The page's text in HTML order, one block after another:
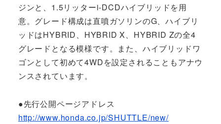
ジンと、1.5リッターi-DCDハイブリッドを用
意。グレード構成は直噴ガソリンのG、ハイブリ
ッドはHYBRID、HYBRID X、HYBRID Zの全4
グレードとなる模様です。また、ハイブリッドワ
ゴンとして初めて4WDを設定されることもアナウ
ンスされています。
●先行公開ページアドレス
http://www.honda.co.jp/SHUTTLE/new/